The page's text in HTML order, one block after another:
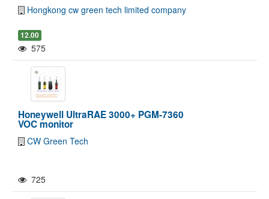
Hongkong cw green tech limited company
12.00
575
Honeywell UltraRAE 3000+ PGM-7360
VOC monitor
CW Green Tech
725